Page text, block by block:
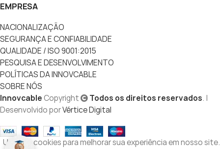
EMPRESA
NACIONALIZAÇÃO
SEGURANÇA E CONFIABILIDADE
QUALIDADE / ISO 9001:2015
PESQUISA E DESENVOLVIMENTO
POLÍTICAS DA INNOVCABLE
SOBRE NÓS
InnovcableCopyright Todos os direitos reservados. |
Desenvolvido porVértice Digital
Usamos cookies para melhorar sua experiência em nosso site.